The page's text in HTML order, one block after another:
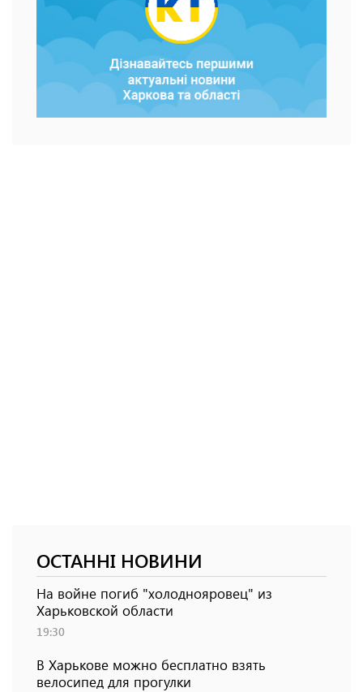
ОСТАННІ НОВИНИ
На войне погиб "холоднояровец" из
Харьковской области
19:30
В Харькове можно бесплатно взять
велосипед для прогулки